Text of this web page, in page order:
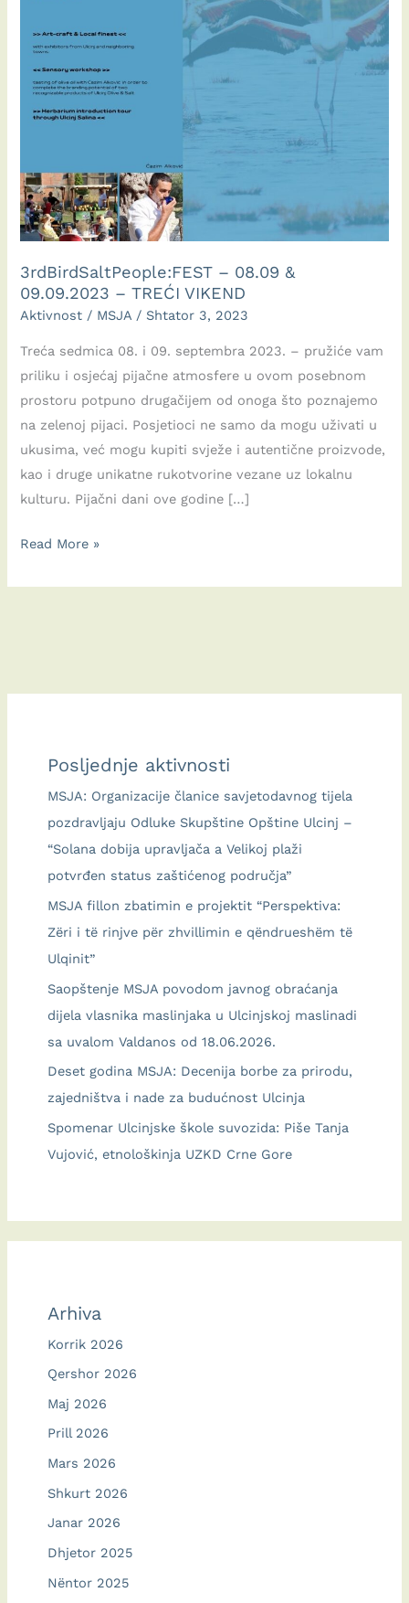
3rdBirdSaltPeople:FEST – 08.09 &
09.09.2023 – TREĆI VIKEND
Aktivnost / MSJA / Shtator 3, 2023
Treća sedmica 08. i 09. septembra 2023. – pružiće vam
priliku i osjećaj pijačne atmosfere u ovom posebnom
prostoru potpuno drugačijem od onoga što poznajemo
na zelenoj pijaci. Posjetioci ne samo da mogu uživati u
ukusima, već mogu kupiti svježe i autentične proizvode,
kao i druge unikatne rukotvorine vezane uz lokalnu
kulturu. Pijačni dani ove godine […]
3rdBirdSaltPeople:FEST
08.09
TREĆI
Read More »
Posljednje aktivnosti
MSJA: Organizacije članice savjetodavnog tijela
pozdravljaju Odluke Skupštine Opštine Ulcinj –
“Solana dobija upravljača a Velikoj plaži
potvrđen status zaštićenog područja”
MSJA fillon zbatimin e projektit “Perspektiva:
Zëri i të rinjve për zhvillimin e qëndrueshëm të
Ulqinit”
Saopštenje MSJA povodom javnog obraćanja
dijela vlasnika maslinjaka u Ulcinjskoj maslinadi
sa uvalom Valdanos od 18.06.2026.
Deset godina MSJA: Decenija borbe za prirodu,
zajedništva i nade za budućnost Ulcinja
Spomenar Ulcinjske škole suvozida: Piše Tanja
Vujović, etnološkinja UZKD Crne Gore
Arhiva
Korrik 2026
Qershor 2026
Maj 2026
Prill 2026
Mars 2026
Shkurt 2026
Janar 2026
Dhjetor 2025
Nëntor 2025